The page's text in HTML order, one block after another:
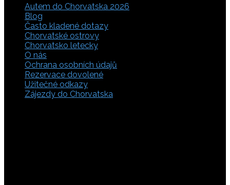
Autem do Chorvatska 2026
Blog
Často kladené dotazy
Chorvatské ostrovy
Chorvatsko letecky
O nás
Ochrana osobních údajů
Rezervace dovolené
Užitečné odkazy
Zájezdy do Chorvatska